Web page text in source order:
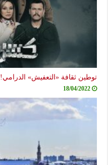
توطين ثقافة «التعفيش» الدرامي!
18/04/2022